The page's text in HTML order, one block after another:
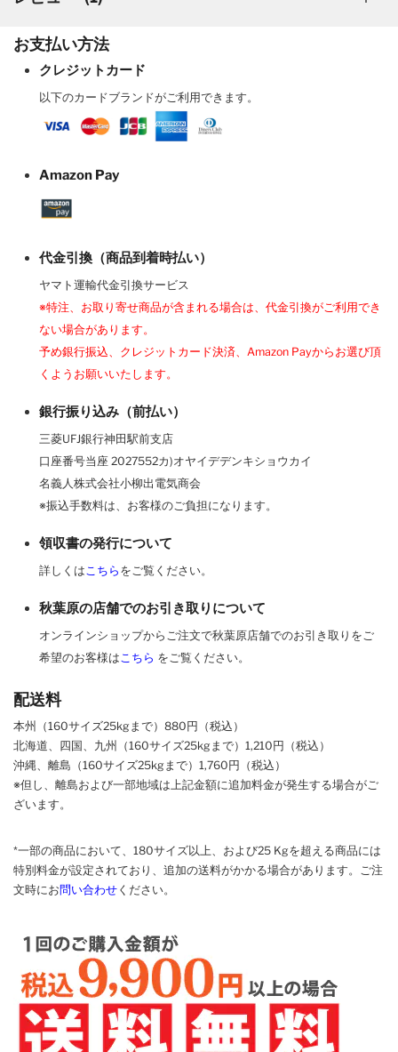
お支払い方法
クレジットカード
以下のカードブランドがご利用できます。
Amazon Pay
代金引換（商品到着時払い）
ヤマト運輸代金引換サービス
※特注、お取り寄せ商品が含まれる場合は、代金引換がご利用でき
ない場合があります。
予め銀行振込、クレジットカード決済、Amazon Payからお選び頂
くようお願いいたします。
銀行振り込み（前払い）
三菱UFJ銀行神田駅前支店
口座番号当座 2027552カ)オヤイデデンキショウカイ
名義人株式会社小柳出電気商会
※振込手数料は、お客様のご負担になります。
領収書の発行について
詳しくはこちら をご覧ください。
秋葉原の店舗でのお引き取りについて
オンラインショップからご注文で秋葉原店舗でのお引き取りをご
希望のお客様はこちら をご覧ください。
配送料
本州（160サイズ25kgまで）880円（税込）
北海道、四国、九州
（160サイズ25kgまで） 1,210円（税込）
沖縄、離島 （160サイズ25kgまで） 1,760円（税込）
※但し、離島および一部地域は上記金額に追加料金が発生する場合がご
ざいます。
*一部の商品において、180サイズ以上、および25 Kgを超える商品には
特別料金が設定されており、追加の送料がかかる場合があります。 ご注
文時にお問い合わせ ください。